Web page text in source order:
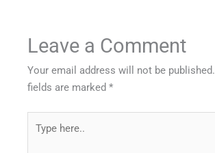
Leave a Comment
Your email address will not be published.
fields are marked*
here..